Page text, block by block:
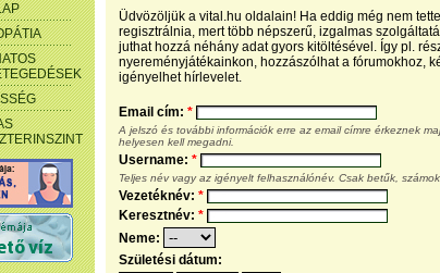
Üdvözöljük a vital.hu oldalain! Ha eddig még nem
regisztrálnia, mert több népszerű, izgalmas
juthat hozzá néhány adat gyors kitöltésével. Így pl.
nyereményjátékainkon, hozzászólhat a fórumokhoz,
igényelhet hírlevelet.
Email cím: *
A jelszó és további információk erre az email címre érkeznek
helyesen kell megadni.
Username: *
Teljes név vagy az igényelt felhasználónév. Csak betűk,
Vezetéknév: *
Keresztnév: *
Neme:
Születési dátum: